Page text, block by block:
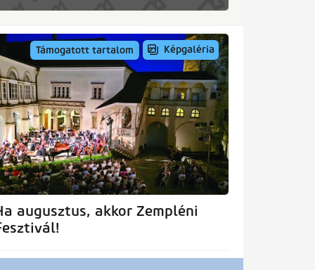
Támogatott tartalom Képgaléria
augusztus, akkor Zempléni